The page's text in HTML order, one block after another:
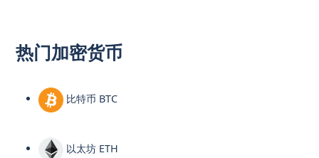
热门加密货币
比特币 BTC
以太坊 ETH